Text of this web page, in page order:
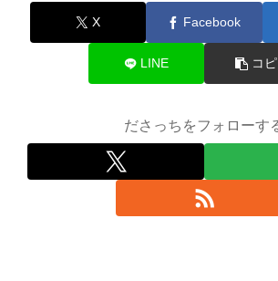
X Facebook
LINE コ
ださっちをフォローす